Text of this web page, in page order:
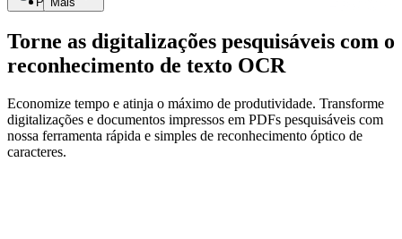
Torne as digitalizações pesquisáveis com o
reconhecimento de texto OCR
Economize tempo e atinja o máximo de produtividade. Transforme
digitalizações e documentos impressos em PDFs pesquisáveis com
nossa ferramenta rápida e simples de reconhecimento óptico de
caracteres.